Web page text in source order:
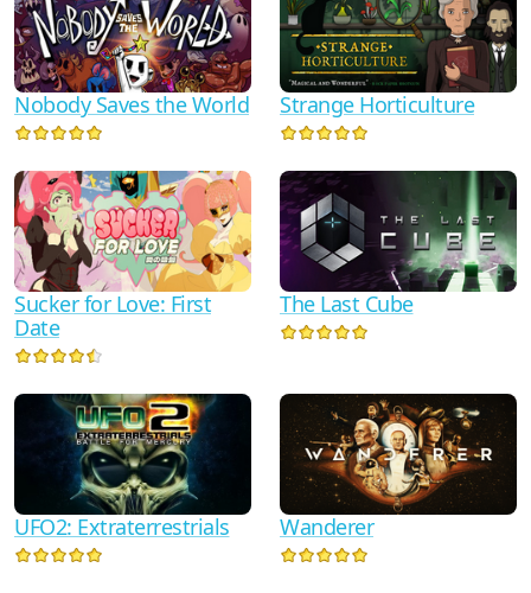
Nobody Saves the World Strange Horticulture
Sucker for Love: First
Date
The Last Cube
UFO2: Extraterrestrials Wanderer